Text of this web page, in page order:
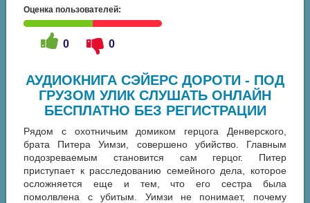
Оценка пользователей:
0 0
АУДИОКНИГА СЭЙЕРС ДОРОТИ - ПОД
ГРУЗОМ УЛИК СЛУШАТЬ ОНЛАЙН
БЕСПЛАТНО БЕЗ РЕГИСТРАЦИИ
Рядом с охотничьим домиком герцога Денверского,
брата Питера Уимзи, совершено убийство. Главным
подозреваемым становится сам герцог. Питер
приступает к расследованию семейного дела, которое
осложняется еще и тем, что его сестра была
помолвлена с убитым. Уимзи не понимает, почему